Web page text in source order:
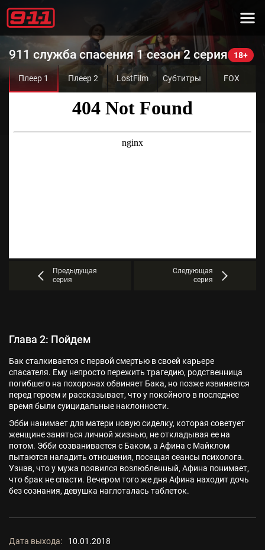
911 служба спасения 1 сезон 2 серия
Плеер 1 Плеер 2 LostFilm Субтитры FOX
Предыдущая
серия
Следующая
серия
Глава 2: Пойдем
Бак сталкивается с первой смертью в своей карьере
спасателя. Ему непросто пережить трагедию, родственница
погибшего на похоронах обвиняет Бака, но позже извиняется
перед героем и рассказывает, что у покойного в последнее
время были суицидальные наклонности.
Эбби нанимает для матери новую сиделку, которая советует
женщине заняться личной жизнью, не откладывая ее на
потом. Эбби созванивается с Баком, а Афина с Майклом
пытаются наладить отношения, посещая сеансы психолога.
Узнав, что у мужа появился возлюбленный, Афина понимает,
что брак не спасти. Вечером того же дня Афина находит дочь
без сознания, девушка наглоталась таблеток.
Дата выхода:
10.01.2018